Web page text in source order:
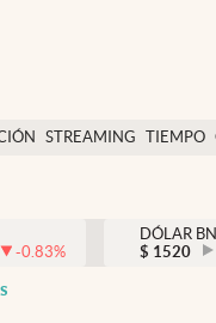
STREAMING TIEMPO
México
-0.83%
DÓLAR
$ 1520